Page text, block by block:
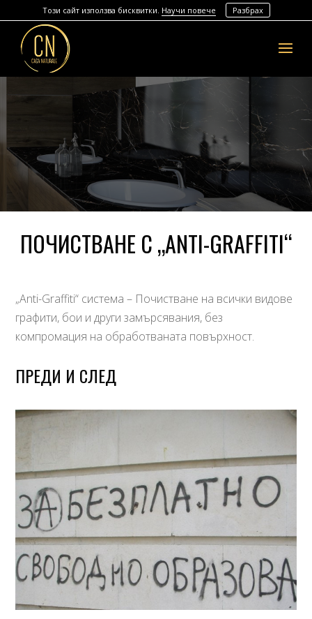
ПОЧИСТВАНЕ С „ANTI-GRAFFITI“
„Anti-Graffiti“ система – Почистване на всички видове
графити, бои и други замърсявания, без
компромация на обработваната повърхност.
ПРЕДИ И СЛЕД
Този сайт използва бисквитки. Научи повече Разбрах